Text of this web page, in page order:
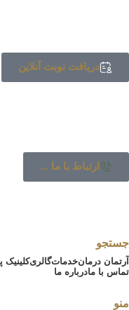
دریافت نوبت آنلاین
ارتباط با ما ...
جستجو
آرتمان درمانخدماتگالریکلینیک
تماس با مادرباره ما
منو